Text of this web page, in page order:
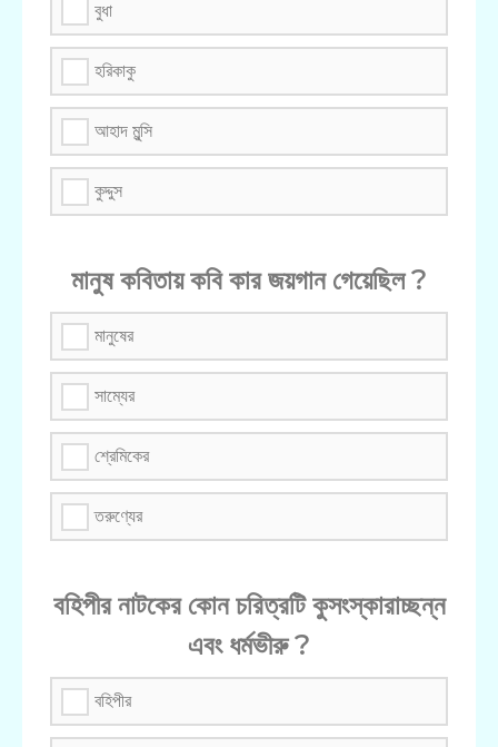
বুধা
হরিকাকু
আহাদ মুন্সি
কুদ্দুস
মানুষ কবিতায় কবি কার জয়গান গেয়েছিল ?
মানুষের
সাম্যের
শ্রেমিকের
তরুণ্যের
বহিপীর নাটকের কোন চরিত্রটি কুসংস্কারাচ্ছন্ন
এবং ধর্মভীরু ?
বহিপীর